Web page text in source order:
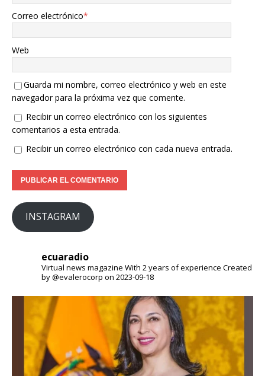
Correo electrónico*
Web
Guarda mi nombre, correo electrónico y web en este
navegador para la próxima vez que comente.
Recibir un correo electrónico con los siguientes
comentarios a esta entrada.
Recibir un correo electrónico con cada nueva entrada.
INSTAGRAM
ecuaradio
Virtual news magazine With 2 years of experience Created
by @evalerocorp on 2023-09-18